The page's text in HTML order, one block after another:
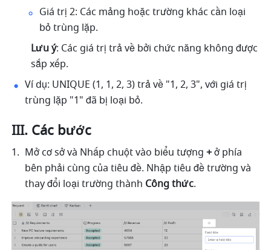
Giá trị 2: Các mảng hoặc trường khác cần loại
bỏ trùng lặp.
Lưu ý: Các giá trị trả về bởi chức năng không được
sắp xếp.
Ví dụ: UNIQUE (1, 1, 2, 3) trả về "1, 2, 3", với giá trị
trùng lặp "1" đã bị loại bỏ.
III. Các bước
Mở cơ sở và Nhấp chuột vào biểu tượng + ở phía
bên phải cùng của tiêu đề. Nhập tiêu đề trường và
thay đổi loại trường thành Công thức.